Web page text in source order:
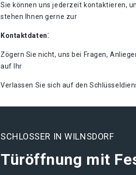
Sie können uns jederzeit kontaktieren,
stehen Ihnen gerne zur
Kontaktdaten⁚
Zögern Sie nicht, uns bei Fragen,
auf Ihr
Verlassen Sie sich auf den
SCHLOSSER IN WILNSDORF
Türöffnung mit